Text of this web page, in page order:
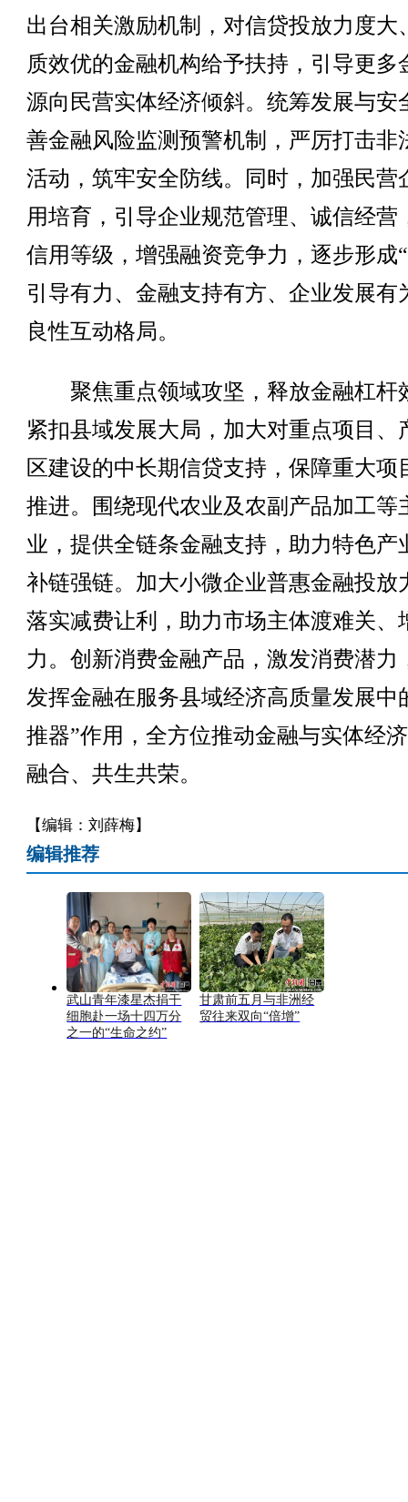
出台相关激励机制，对信贷投放力度大
质效优的金融机构给予扶持，引导更多
源向民营实体经济倾斜。统筹发展与安
善金融风险监测预警机制，严厉打击非
活动，筑牢安全防线。同时，加强民营
用培育，引导企业规范管理、诚信经营
信用等级，增强融资竞争力，逐步形成
引导有力、金融支持有方、企业发展有
良性互动格局。
聚焦重点领域攻坚，释放金融杠杆
紧扣县域发展大局，加大对重点项目、
区建设的中长期信贷支持，保障重大项
推进。围绕现代农业及农副产品加工等
业，提供全链条金融支持，助力特色产
补链强链。加大小微企业普惠金融投放
落实减费让利，助力市场主体渡难关、
力。创新消费金融产品，激发消费潜力
发挥金融在服务县域经济高质量发展中
推器”作用，全方位推动金融与实体经
融合、共生共荣。
【编辑：刘薛梅】
编辑推荐
武山青年漆星杰捐干
细胞赴一场十四万分
之一的“生命之约”
甘肃前五月与非洲经
贸往来双向“倍增”